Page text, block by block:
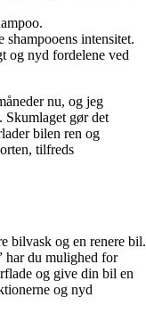
shampooens intensitet.
og nyd fordelene ved
nu, og jeg
gør det
bilen ren og
tilfreds
bilvask og en renere bil.
har du mulighed for
og give din bil en
og nyd